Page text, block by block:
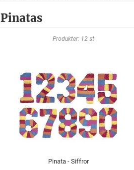
Pinatas
Produkter: 12 st
Pinata - Siffror